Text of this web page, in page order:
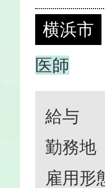
横浜市
医師
給与
勤務地
雇用形